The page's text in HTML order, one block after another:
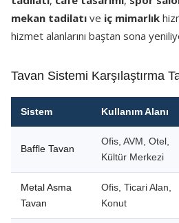
mekan tadilatı ve iç mimarlık
hizmet alanlarını baştan sona
Tavan Sistemi Karşılaştırma
Sistem Kullanım Alanı
Baffle Tavan
Ofis, AVM, Otel,
Kültür Merkezi
Metal Asma
Tavan
Ofis, Ticari Alan,
Konut